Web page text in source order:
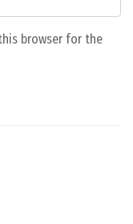
browser for the